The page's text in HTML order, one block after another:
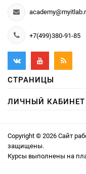
+7(499)380-91-85
СТРАНИЦЫ
ЛИЧНЫЙ КАБИНЕТ
Copyright © 2026 Сайт
защищены.
Курсы выполнены на